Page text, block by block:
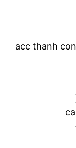
acc thanh
case